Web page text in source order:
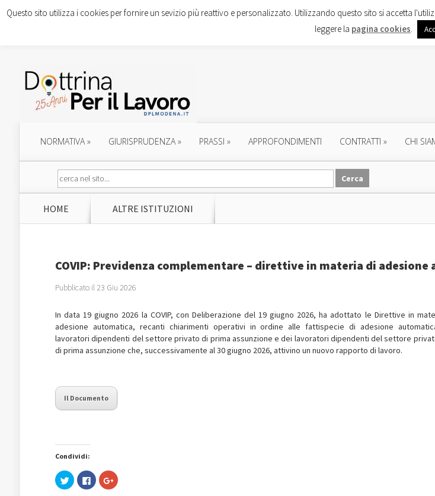
NORMATIVA» GIURISPRUDENZA» PRASSI » APPROFONDIMENTI CONTRATTI » CHI
HOME ALTRE ISTITUZIONI
COVIP: Previdenza complementare – direttive in materia di
Pubblicato il 23 Giu 2026
In data 19 giugno 2026 la COVIP, con Deliberazione del 19 giugno 2026, ha adottato le Direttive in
adesione automatica, recanti chiarimenti operativi in ordine alle fattispecie di adesione
lavoratori dipendenti del settore privato di prima assunzione e dei lavoratori dipendenti del settore
di prima assunzione che, successivamente al 30 giugno 2026, attivino un nuovo rapporto di lavoro.
Il Documento
Condividi:
Fai
clic
Fai
clic
Fai
clic
Questo sito utilizza i cookies per fornire un sevizio più reattivo e personalizzato. Utilizzando questo sito si accetta
leggere la pagina cookies.